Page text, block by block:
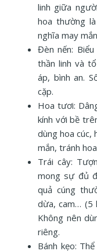
linh giữa
hoa thường
nghĩa may
Đèn nến:
thần linh và
áp, bình an.
cặp.
Hoa tươi:
kính với bề
dùng hoa
mắn, tránh
Trái cây:
mong sự đủ
quả cúng
dừa, cam… (5
Không nên
riêng.
Bánh kẹo: